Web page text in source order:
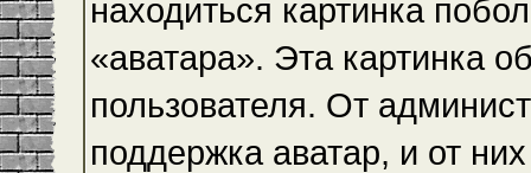
находиться картинка
«аватара». Эта картинка
пользователя. От
поддержка аватар, и от